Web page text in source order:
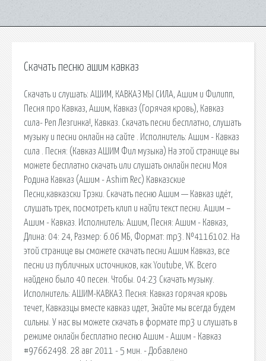
Скачать песню ашим кавказ
Скачать и слушать: АШИМ, КАВКАЗ МЫ СИЛА, Ашим и Филипп,
Песня про Кавказ, Ашим, Кавказ (Горячая кровь), Кавказ
сила- Реп Лезгинка!, Кавказ. Скачать песни бесплатно, слушать
музыку и песни онлайн на сайте . Исполнитель: Ашим - Кавказ
сила . Песня: (Кавказ АШИМ Фил музыка) На этой странице вы
можете бесплатно скачать или слушать онлайн песни Моя
Родина Кавказ (Ашим - Ashim Rec) Кавказские
Песни,кавказски Трэки. Скачать песню Ашим — Кавказ идёт,
слушать трек, посмотреть клип и найти текст песни. Ашим –
Ашим - Кавказ. Исполнитель: Ашим, Песня: Ашим - Кавказ,
Длина: 04: 24, Размер: 6.06 МБ, Формат: mp3. №4116102. На
этой странице вы сможете скачать песни Ашим Кавказ, все
песни из публичных источников, как Youtube, VK. Всего
найдено было 40 песен. Чтобы. 04:23 Скачать музыку.
Исполнитель: АШИМ-КАВКАЗ. Песня: Кавказ горячая кровь
течет, Кавказцы вместе кавказ идет, Знайте мы всегда будем
сильны. У нас вы можете скачать в формате mp3 и слушать в
режиме онлайн бесплатно песню Ашим - Ашим - Кавказ
#97662498. 28 авг 2011 - 5 мин. - Добавлено